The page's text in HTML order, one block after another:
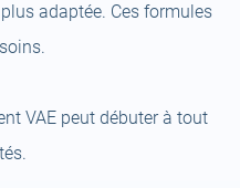
adaptée. Ces formules
VAE peut débuter à tout